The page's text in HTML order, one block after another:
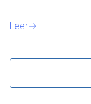
Leer